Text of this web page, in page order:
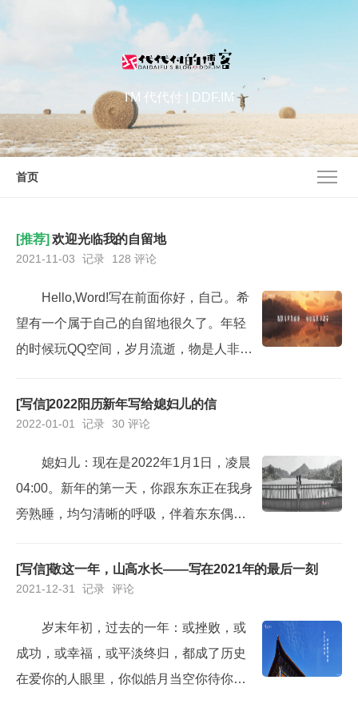
I'M 代代付 | DDF.IM
首页
[推荐]欢迎光临我的自留地
2021-11-03 记录 128 评论
Hello,Word!写在前面你好，自己。希
望有一个属于自己的自留地很久了。年轻
的时候玩QQ空间，岁月流逝，物是人非，
全被微信取代，QQ里面荒草丛生。曾经自
己的微信还属于自留地，但随着工作阅历
[写信]2022阳历新年写给媳妇儿的信
2022-01-01 记录 30 评论
媳妇儿：现在是2022年1月1日，凌晨
04:00。新年的第一天，你跟东东正在我身
旁熟睡，均匀清晰的呼吸，伴着东东偶尔
全无，正在给你写信。初心易得，坚守不
易。这是我们相伴走过的第十二年，为了
[写信]敬这一年，山高水长——写在2021年的最后一刻
2021-12-31 记录 评论
岁末年初，过去的一年：或挫败，或
成功，或幸福，或平淡终归，都成了历史
在爱你的人眼里，你似皓月当空你待你爱